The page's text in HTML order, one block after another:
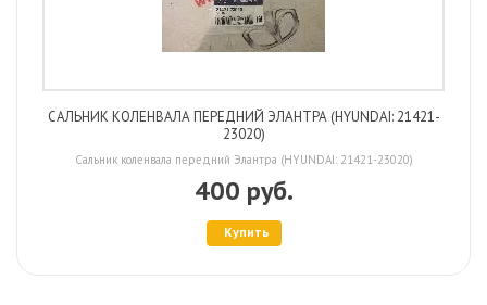
CАЛЬНИК КОЛЕНВАЛА ПЕРЕДНИЙ ЭЛАНТРА (HYUNDAI: 21421-
23020)
Cальник коленвала передний Элантра (HYUNDAI: 21421-23020)
400 руб.
Купить